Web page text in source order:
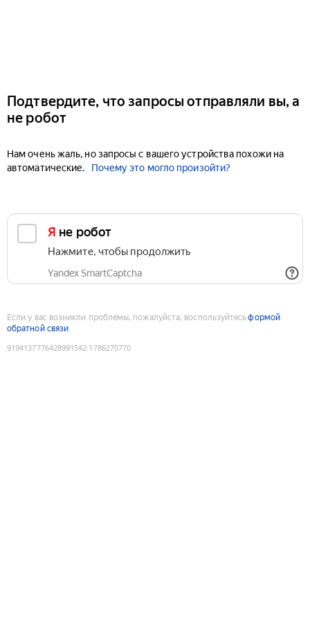
Подтвердите, что запросы отправляли вы, а
не робот
Нам очень жаль, но запросы с вашего устройства похожи на
автоматические.
Почему это могло произойти?
Я не робот
Нажмите, чтобы продолжить
Yandex SmartCaptcha
Если у вас возникли проблемы, пожалуйста, воспользуйтесьформой
обратной связи
9194137776428991542:1786270770